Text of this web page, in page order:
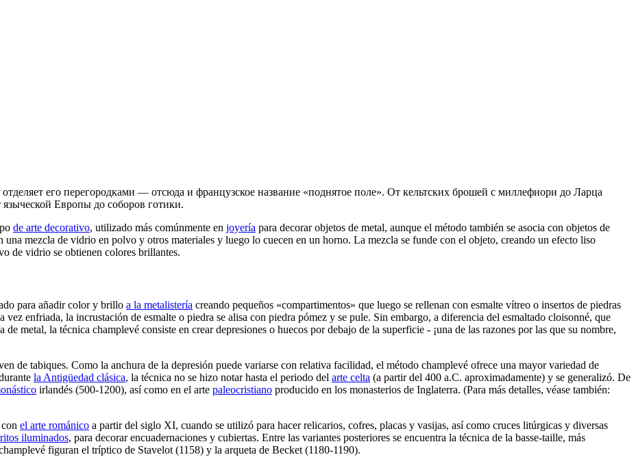
его перегородками — отсюда и французское название «поднятое поле». От кельтских брошей с миллефиори до Ларца
Европы до соборов готики.
de arte decorativo, utilizado más comúnmente en joyería para decorar objetos de metal, aunque el método también se asocia con objetos de
mezcla de vidrio en polvo y otros materiales y luego lo cuecen en un horno. La mezcla se funde con el objeto, creando un efecto liso
de vidrio se obtienen colores brillantes.
para añadir color y brillo a la metalistería creando pequeños «compartimentos» que luego se rellenan con esmalte vítreo o insertos de piedras
enfriada, la incrustación de esmalte o piedra se alisa con piedra pómez y se pule. Sin embargo, a diferencia del esmaltado cloisonné, que
metal, la técnica champlevé consiste en crear depresiones o huecos por debajo de la superficie - ¡una de las razones por las que su nombre,
de tabiques. Como la anchura de la depresión puede variarse con relativa facilidad, el método champlevé ofrece una mayor variedad de
la Antigüedad clásica, la técnica no se hizo notar hasta el periodo del arte celta (a partir del 400 a.C. aproximadamente) y se generalizó. De
irlandés (500-1200), así como en el arte paleocristiano producido en los monasterios de Inglaterra. (Para más detalles, véase también:
el arte románico a partir del siglo XI, cuando se utilizó para hacer relicarios, cofres, placas y vasijas, así como cruces litúrgicas y diversas
iluminados, para decorar encuadernaciones y cubiertas. Entre las variantes posteriores se encuentra la técnica de la basse-taille, más
figuran el tríptico de Stavelot (1158) y la arqueta de Becket (1180-1190).